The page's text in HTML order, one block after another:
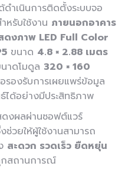
ดำเนินการติดตั้งระบบจอ
หรับใช้งาน ภายนอกอาคาร
ดงภาพ LED Full Color
ขนาด 4.8 × 2.88 เมตร
าดโมดูล 320 × 160
รองรับการเผยแพร่ข้อมูล
ได้อย่างมีประสิทธิภาพ
งผลผ่านซอฟต์แวร์
ช่วยให้ผู้ใช้งานสามารถ
สะดวก รวดเร็ว ยืดหยุ่น
กสถานการณ์